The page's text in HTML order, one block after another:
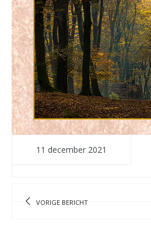
11 december 2021
VORIGE BERICHT